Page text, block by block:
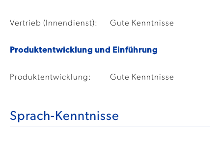
Sprach-Kenntnisse
Vertrieb (Innendienst): Gute Kenntnisse
Produktentwicklung und Einführung
Produktentwicklung: Gute Kenntnisse